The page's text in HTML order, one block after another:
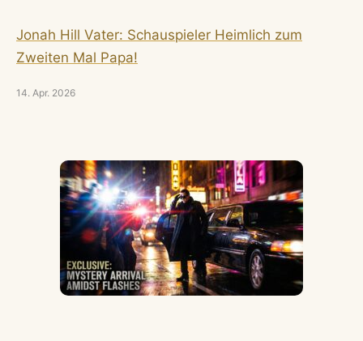
Jonah Hill Vater: Schauspieler Heimlich zum
Zweiten Mal Papa!
14. Apr. 2026